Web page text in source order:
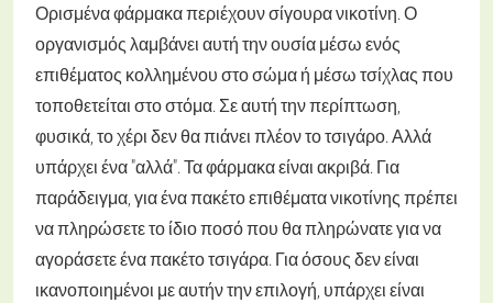
Ορισμένα φάρμακα περιέχουν σίγουρα νικοτίνη. Ο
οργανισμός λαμβάνει αυτή την ουσία μέσω ενός
επιθέματος κολλημένου στο σώμα ή μέσω τσίχλας που
τοποθετείται στο στόμα. Σε αυτή την περίπτωση,
φυσικά, το χέρι δεν θα πιάνει πλέον το τσιγάρο. Αλλά
υπάρχει ένα "αλλά". Τα φάρμακα είναι ακριβά. Για
παράδειγμα, για ένα πακέτο επιθέματα νικοτίνης πρέπει
να πληρώσετε το ίδιο ποσό που θα πληρώνατε για να
αγοράσετε ένα πακέτο τσιγάρα. Για όσους δεν είναι
ικανοποιημένοι με αυτήν την επιλογή, υπάρχει είναι